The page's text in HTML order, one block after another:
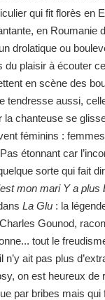
qui fit florès en
en Roumanie
drolatique ou
du plaisir à écouter
en scène des
aussi,
la chanteuse se
féminins :
étonnant car
sorte qui fait
mon mari Y a
La Glu : la
Gounod,
tout le
ait pas plus
on est heureux de
par bribes mais qui